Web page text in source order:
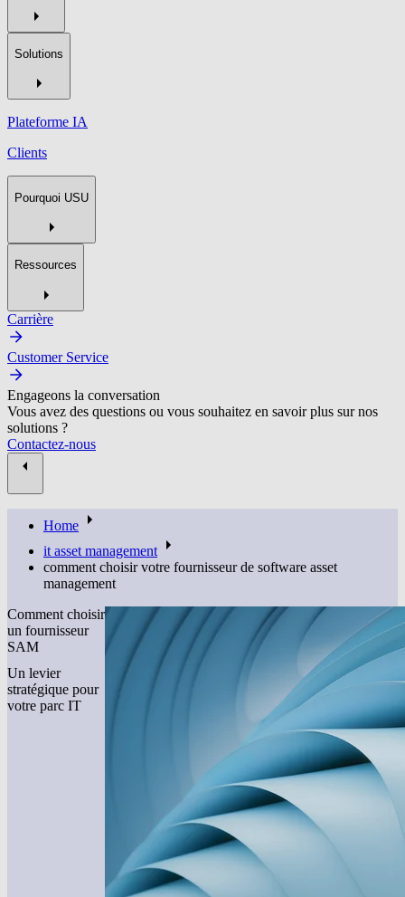
Solutions
Plateforme IA
Clients
Pourquoi USU
Ressources
Carrière
Customer Service
Engageons la conversation
Vous avez des questions ou vous souhaitez en savoir plus sur nos
solutions ?
Contactez-nous
Home
it asset management
comment choisir votre fournisseur de software asset
management
Comment choisir
un fournisseur
SAM
Un levier
stratégique pour
votre parc IT